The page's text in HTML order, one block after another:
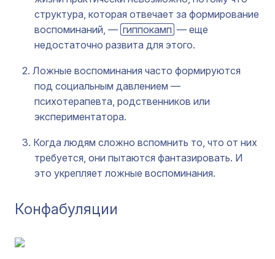
структура, которая отвечает за формирование
воспоминаний, — гиппокамп — еще
недостаточно развита для этого.
Ложные воспоминания часто формируются
под социальным давлением —
психотерапевта, родственников или
экспериментатора.
Когда людям сложно вспомнить то, что от них
требуется, они пытаются фантазировать. И
это укрепляет ложные воспоминания.
Конфабуляции